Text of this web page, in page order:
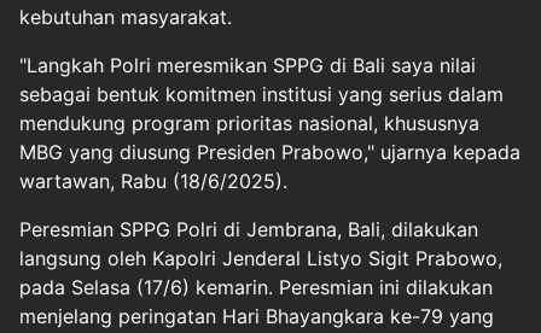
kebutuhan masyarakat.
"Langkah Polri meresmikan SPPG di Bali saya nilai
sebagai bentuk komitmen institusi yang serius dalam
mendukung program prioritas nasional, khususnya
MBG yang diusung Presiden Prabowo," ujarnya kepada
wartawan, Rabu (18/6/2025).
Peresmian SPPG Polri di Jembrana, Bali, dilakukan
langsung oleh Kapolri Jenderal Listyo Sigit Prabowo,
pada Selasa (17/6) kemarin. Peresmian ini dilakukan
menjelang peringatan Hari Bhayangkara ke-79 yang